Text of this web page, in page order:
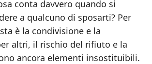
conta davvero quando si
a qualcuno di sposarti? Per
è la condivisione e la
altri, il rischio del rifiuto e la
ancora elementi insostituibili.